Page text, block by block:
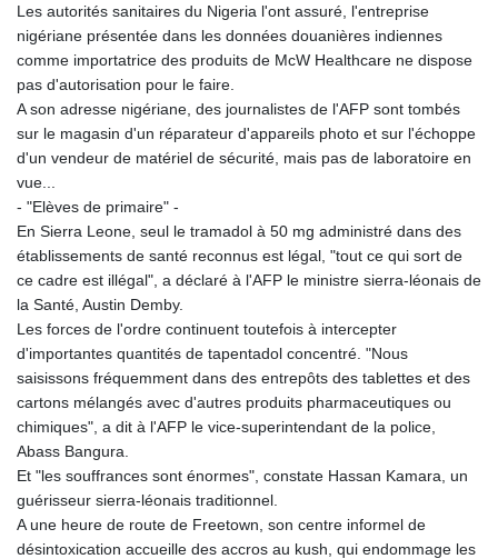
Les autorités sanitaires du Nigeria l'ont assuré, l'entreprise
nigériane présentée dans les données douanières indiennes
comme importatrice des produits de McW Healthcare ne dispose
pas d'autorisation pour le faire.
A son adresse nigériane, des journalistes de l'AFP sont tombés
sur le magasin d'un réparateur d'appareils photo et sur l'échoppe
d'un vendeur de matériel de sécurité, mais pas de laboratoire en
vue...
- "Elèves de primaire" -
En Sierra Leone, seul le tramadol à 50 mg administré dans des
établissements de santé reconnus est légal, "tout ce qui sort de
ce cadre est illégal", a déclaré à l'AFP le ministre sierra-léonais de
la Santé, Austin Demby.
Les forces de l'ordre continuent toutefois à intercepter
d'importantes quantités de tapentadol concentré. "Nous
saisissons fréquemment dans des entrepôts des tablettes et des
cartons mélangés avec d'autres produits pharmaceutiques ou
chimiques", a dit à l'AFP le vice-superintendant de la police,
Abass Bangura.
Et "les souffrances sont énormes", constate Hassan Kamara, un
guérisseur sierra-léonais traditionnel.
A une heure de route de Freetown, son centre informel de
désintoxication accueille des accros au kush, qui endommage les